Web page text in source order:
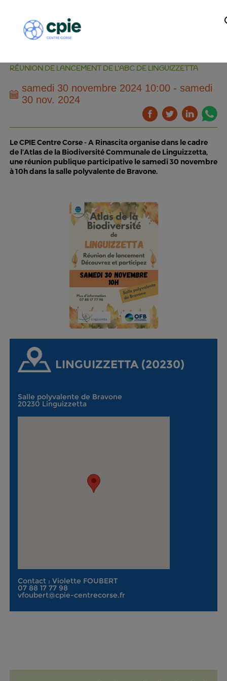
RÉUNION DE LANCEMENT DE L’ABC DE LINGUIZZETTA
samedi 30 novembre 2024 10:00 - samedi
30 nov. 2024
Le CPIE Centre Corse - A Rinascita organise dans le cadre
de l’Atlas de la Biodiversité Communale de Linguizzetta,
une réunion publique participative le samedi 30 novembre
à 10h dans la salle polyvalente de Bravone.
LINGUIZZETTA (20230)
Salle polyvalente de Bravone
20230 Linguizzetta
Contact : Violette FOUBERT
07 88 17 77 98
vfoubert@cpie-centrecorse.fr